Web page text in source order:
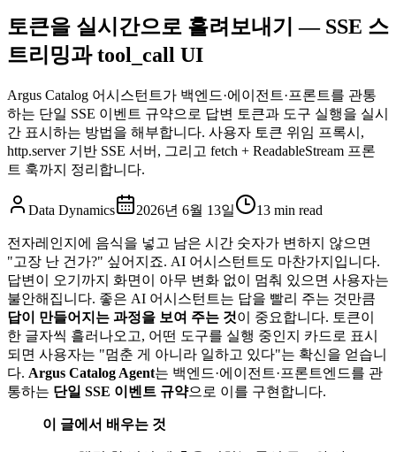
토큰을 실시간으로 흘려보내기 — SSE 스
트리밍과 tool_call UI
Argus Catalog 어시스턴트가 백엔드·에이전트·프론트를 관통
하는 단일 SSE 이벤트 규약으로 답변 토큰과 도구 실행을 실시
간 표시하는 방법을 해부합니다. 사용자 토큰 위임 프록시,
http.server 기반 SSE 서버, 그리고 fetch + ReadableStream 프론
트 훅까지 정리합니다.
Data Dynamics 2026년 6월 13일 13 min read
전자레인지에 음식을 넣고 남은 시간 숫자가 변하지 않으면
"고장 난 건가?" 싶어지죠. AI 어시스턴트도 마찬가지입니다.
답변이 오기까지 화면이 아무 변화 없이 멈춰 있으면 사용자는
불안해집니다. 좋은 AI 어시스턴트는 답을 빨리 주는 것만큼
답이 만들어지는 과정을 보여 주는 것이 중요합니다. 토큰이
한 글자씩 흘러나오고, 어떤 도구를 실행 중인지 카드로 표시
되면 사용자는 "멈춘 게 아니라 일하고 있다"는 확신을 얻습니
다. Argus Catalog Agent는 백엔드·에이전트·프론트엔드를 관
통하는 단일 SSE 이벤트 규약으로 이를 구현합니다.
이 글에서 배우는 것